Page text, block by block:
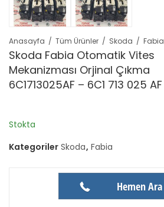
Anasayfa Tüm Ürünler Skoda Fabia
Skoda Fabia Otomatik Vites
Mekanizması Orjinal Çıkma
6C1713025AF – 6C1 713 025 AF
Stokta
Kategoriler Skoda, Fabia
Hemen Ara